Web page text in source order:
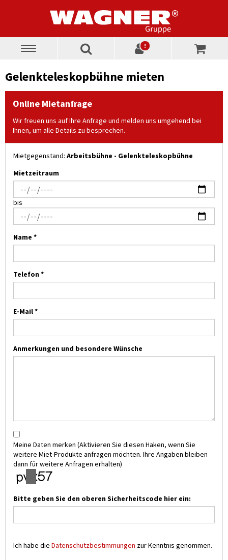
Toggle
!
Gelenkteleskopbühne mieten
Online Mietanfrage
Wir freuen uns auf Ihre Anfrage und melden uns umgehend bei
Ihnen, um alle Details zu besprechen.
Mietgegenstand: Arbeitsbühne - Gelenkteleskopbühne
Mietzeitraum
bis
Name *
Telefon *
E-Mail *
Anmerkungen und besondere Wünsche
Meine Daten merken (Aktivieren Sie diesen Haken, wenn Sie
weitere Miet-Produkte anfragen möchten. Ihre Angaben bleiben
dann für weitere Anfragen erhalten)
Bitte geben Sie den oberen Sicherheitscode hier ein:
Ich habe die Datenschutzbestimmungen zur Kenntnis genommen.